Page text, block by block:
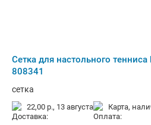
Сетка для настольного
808341
сетка
22,00 р., 13 августа карта,